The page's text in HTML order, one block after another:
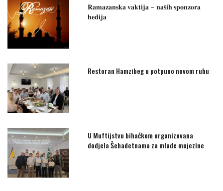
𝐑𝐚𝐦𝐚𝐳𝐚𝐧𝐬𝐤𝐚 𝐯𝐚𝐤𝐭𝐢𝐣𝐚 – 𝐧𝐚𝐬̌𝐢𝐡 𝐬𝐩𝐨𝐧𝐳𝐨𝐫𝐚
𝐡𝐞𝐝𝐢𝐣𝐚
Restoran Hamzibeg u potpuno novom ruhu
U Muftijstvu bihaćkom organizovana
dodjela Šehadetnama za mlade mujezine